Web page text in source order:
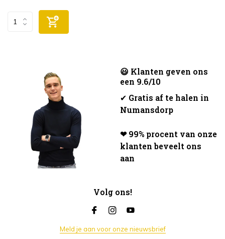
😃 Klanten geven ons
een 9.6/10
✔ Gratis af te halen in
Numansdorp
❤ 99% procent van onze
klanten beveelt ons
aan
Volg ons!
Meld je aan voor onze nieuwsbrief